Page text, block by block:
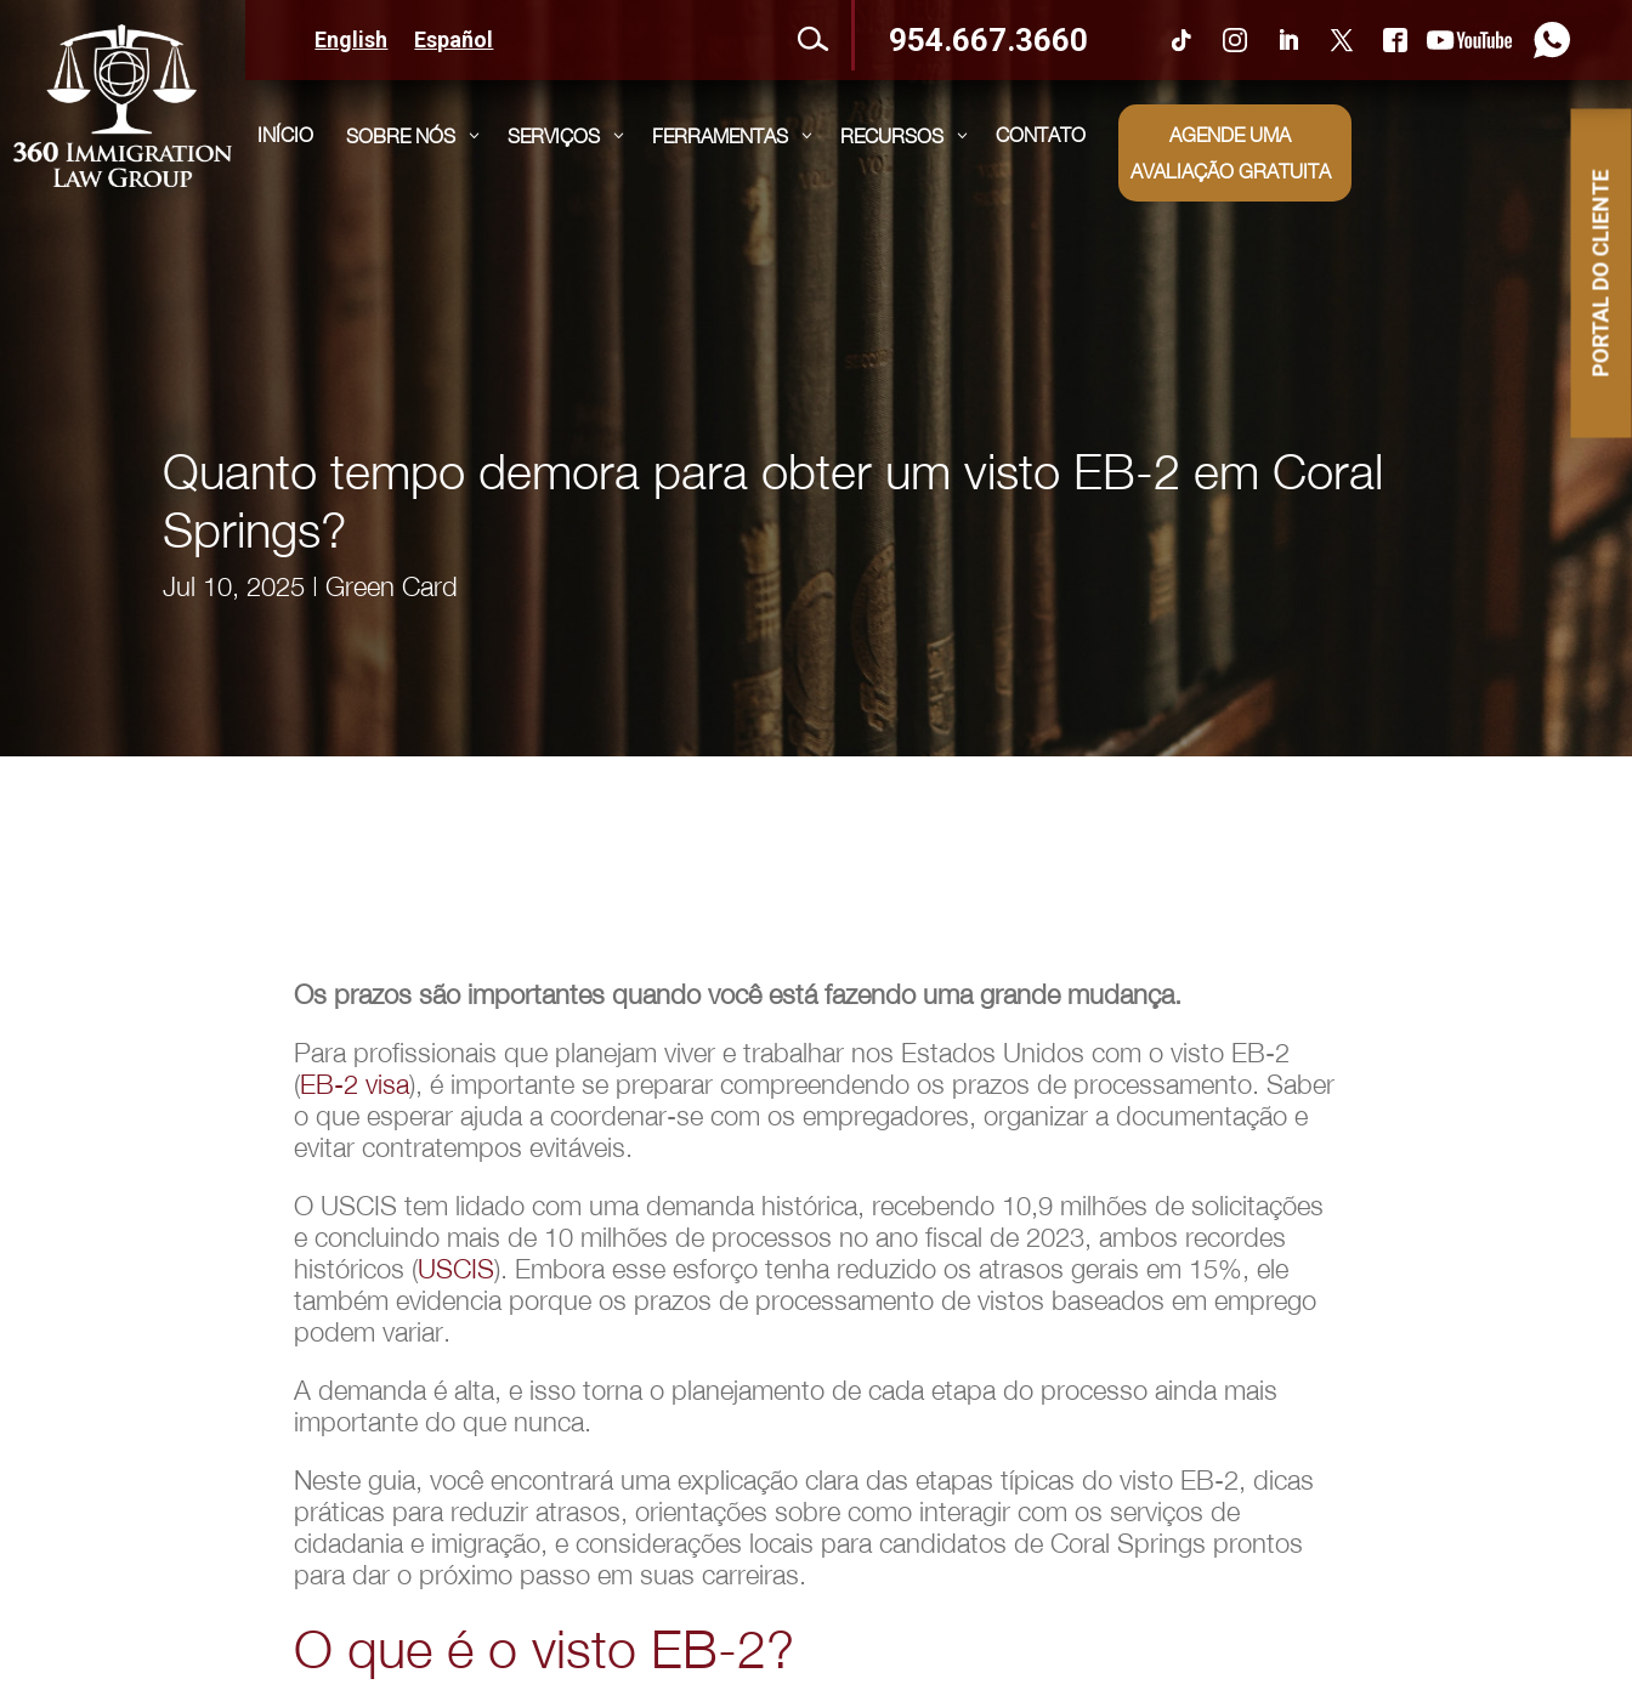
English Español 954.667.3660
INÍCIO SOBRE NÓS 3 SERVIÇOS 3 FERRAMENTAS 3 RECURSOS 3 CONTATO
AGENDE UMA
AVALIAÇÃO GRATUITA
Quanto tempo demora para obter um visto EB-2 em Coral
Springs?
Jul 10, 2025 |Green Card
Os prazos são importantes quando você está fazendo uma grande mudança.
Para profissionais que planejam viver e trabalhar nos Estados Unidos com o visto EB-2
(EB-2 visa), é importante se preparar compreendendo os prazos de processamento. Saber
o que esperar ajuda a coordenar-se com os empregadores, organizar a documentação e
evitar contratempos evitáveis.
O USCIS tem lidado com uma demanda histórica, recebendo 10,9 milhões de solicitações
e concluindo mais de 10 milhões de processos no ano fiscal de 2023, ambos recordes
históricos (USCIS). Embora esse esforço tenha reduzido os atrasos gerais em 15%, ele
também evidencia porque os prazos de processamento de vistos baseados em emprego
podem variar.
A demanda é alta, e isso torna o planejamento de cada etapa do processo ainda mais
importante do que nunca.
Neste guia, você encontrará uma explicação clara das etapas típicas do visto EB-2, dicas
práticas para reduzir atrasos, orientações sobre como interagir com os serviços de
cidadania e imigração, e considerações locais para candidatos de Coral Springs prontos
para dar o próximo passo em suas carreiras.
O que é o visto EB-2?
PORTAL DO CLIENTE